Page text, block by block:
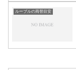
ルーブルの両替目安